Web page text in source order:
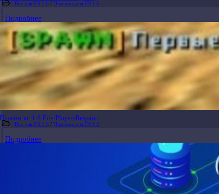
Все для CS 1.6 / Плагины для CS 1.6
Подробнее
Плагин кс 1.6 FirstPlayersRespawn
Все для CS 1.6 / Плагины для CS 1.6
Подробнее